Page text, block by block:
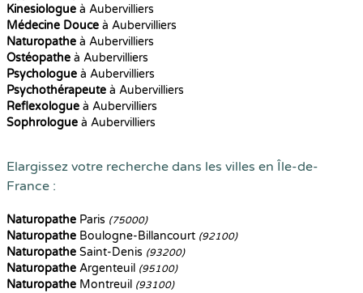
Kinesiologue à Aubervilliers
Médecine Douce à Aubervilliers
Naturopathe à Aubervilliers
Ostéopathe à Aubervilliers
Psychologue à Aubervilliers
Psychothérapeute à Aubervilliers
Reflexologue à Aubervilliers
Sophrologue à Aubervilliers
Elargissez votre recherche dans les villes en Île-de-
France :
Naturopathe Paris (75000)
Naturopathe Boulogne-Billancourt (92100)
Naturopathe Saint-Denis (93200)
Naturopathe Argenteuil (95100)
Naturopathe Montreuil (93100)